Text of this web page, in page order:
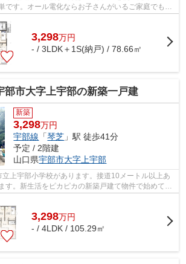
です。オール電化ならお子さんがいるご家庭でも安
ます。新築の...
3,298万円
- / 3LDK＋1S(納戸) / 78.66㎡
部市大字上宇部の新築一戸建
新築
3,298万円
宇部線 「琴芝 」駅 徒歩41分
予定 / 2階建
山口県宇部市大字上宇部
上宇部小学校があります。接道10メートル以上あ
す。新生活をピカピカの新築戸建て物件で始めてみ
確認しましょう...
3,298万円
- / 4LDK / 105.29㎡